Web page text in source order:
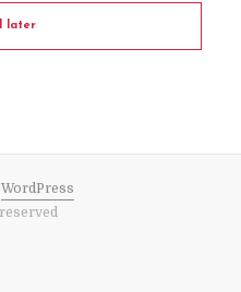
later
WordPress